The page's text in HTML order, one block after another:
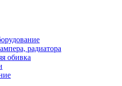
радиатора
обивка